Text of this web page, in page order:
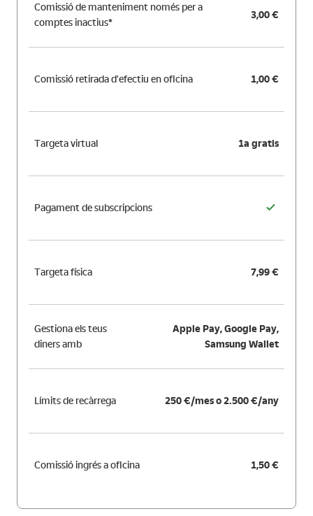
Comissió de manteniment només per a
comptes inactius*
3,00 €
Comissió retirada d’efectiu en oficina 1,00 €
Targeta virtual 1a gratis
Pagament de subscripcions
Targeta física 7,99 €
Gestiona els teus
diners amb
Apple Pay, Google Pay,
Samsung Wallet
Límits de recàrrega 250 €/mes o 2.500 €/any
Comissió ingrés a oficina 1,50 €